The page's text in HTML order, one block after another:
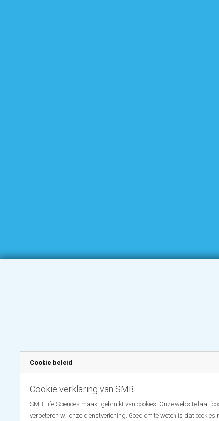
Cookie beleid
Cookie verklaring van SMB
SMB Life Sciences maakt gebruikt van cookies. Onze website laat
verbeteren wij onze dienstverlening. Goed om te weten is dat